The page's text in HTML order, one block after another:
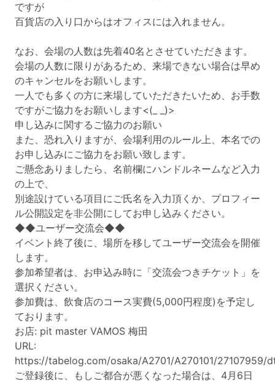
ですが
百貨店の入り口からはオフィスには入れません。
なお、会場の人数は先着40名とさせていただきます。
会場の人数に限りがあるため、来場できない場合は早め
のキャンセルをお願いします。
一人でも多くの方に来場していただきたいため、お手数
ですがご協力をお願いします<(_ _)>
申し込みに関するご協力のお願い
また、恐れ入りますが、会場利用のルール上、本名での
お申し込みにご協力をお願い致します。
ご懸念ありましたら、名前欄にハンドルネームなど入力
の上で、
別途設けている項目にご氏名を入力頂くか、プロフィー
ル公開設定を非公開にしてお申し込みください。
◆◆ユーザー交流会◆◆
イベント終了後に、場所を移してユーザー交流会を開催
します。
参加希望者は、お申込み時に「交流会つきチケット」を
選択ください。
参加費は、飲食店のコース実費(5,000円程度)を予定し
ております。
お店: pit master VAMOS 梅田
URL:
https://tabelog.com/osaka/A2701/A270101/27107959/
ご登録後に、もしご都合が悪くなった場合は、4月6日